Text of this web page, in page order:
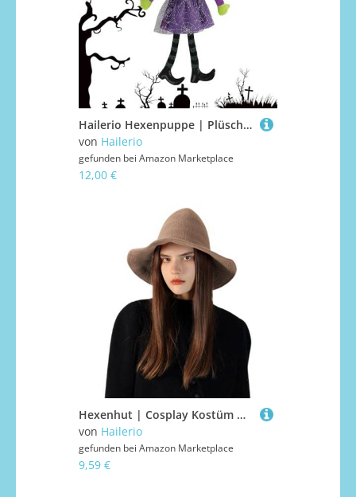
Hailerio Hexenpuppe | Plüsch Hexenpuppe Für Kinder,Niedliches Weiches Kuscheltier Und Schöne Dekoration Für Innenräume Inklusive Büros Bett Sofa Wohnzimmer Party Und
von Hailerio
gefunden bei Amazon Marketplace
12,00 €
Hexenhut | Cosplay Kostüm Halloween Hexenhut - Dress Up Zubehör Cosplay Kopfbedeckung für Spukhaus Damen Events Süßes oder Saures Urlaub Bühne
von Hailerio
gefunden bei Amazon Marketplace
9,59 €